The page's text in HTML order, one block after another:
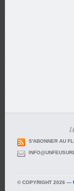
S'ABONNER AU
© COPYRIGHT 2026 —